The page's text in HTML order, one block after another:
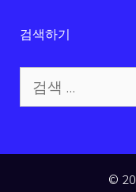
검색하기
색:
©